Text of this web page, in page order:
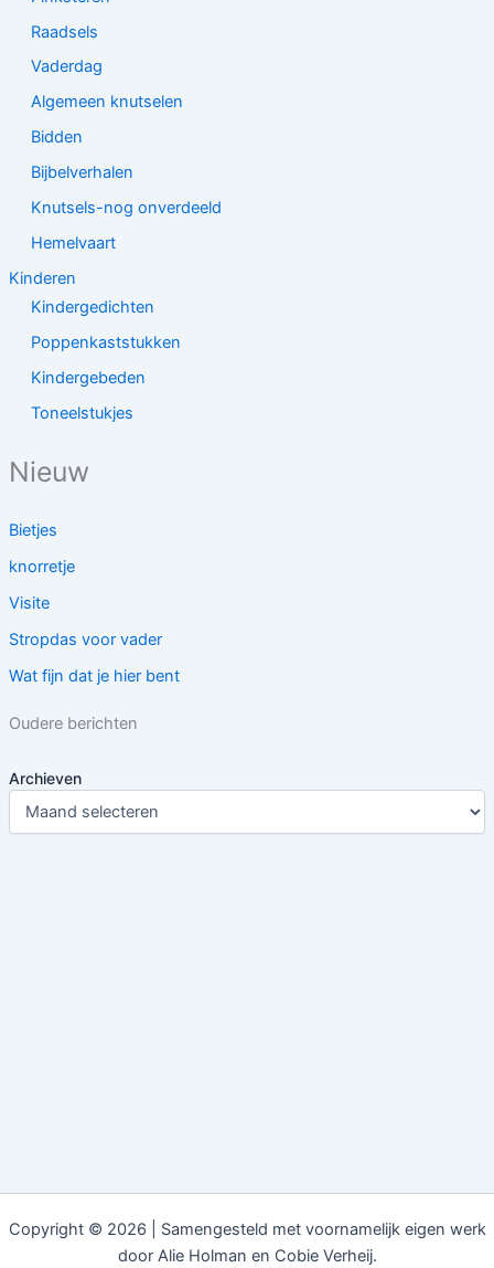
Raadsels
Vaderdag
Algemeen knutselen
Bidden
Bijbelverhalen
Knutsels-nog onverdeeld
Hemelvaart
Kinderen
Kindergedichten
Poppenkaststukken
Kindergebeden
Toneelstukjes
Nieuw
Bietjes
knorretje
Visite
Stropdas voor vader
Wat fijn dat je hier bent
Oudere berichten
Archieven
Copyright © 2026 | Samengesteld met voornamelijk eigen werk
door Alie Holman en Cobie Verheij.